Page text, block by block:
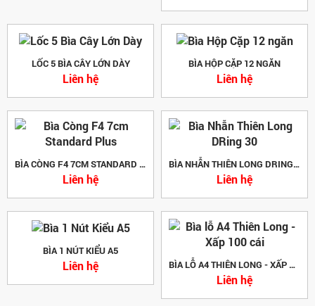
LỐC 5 BÌA CÂY LỚN DÀY
Liên hệ
BÌA HỘP CẶP 12 NGĂN
Liên hệ
BÌA CÒNG F4 7CM STANDARD PLUS
Liên hệ
BÌA NHẪN THIÊN LONG DRING 30
Liên hệ
BÌA 1 NÚT KIỂU A5
Liên hệ BÌA LỖ A4 THIÊN LONG - XẤP 100 CÁI
Liên hệ